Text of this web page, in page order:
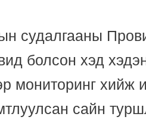
судалгааны
болсон хэд
мониторинг хийж
сайн